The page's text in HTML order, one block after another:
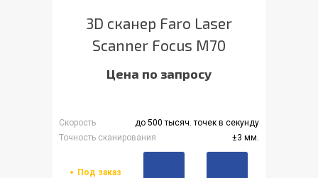
3D сканер Faro Laser
Scanner Focus M70
Цена по запросу
Скорость
до 500 тысяч. точек в секунду
Точность сканирования
±3 мм.
Под заказ